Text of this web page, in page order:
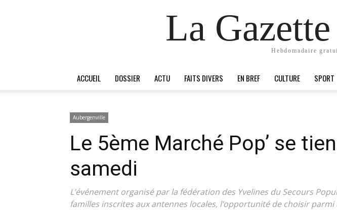
La
Hebdomadaire
ACCUEIL DOSSIER ACTU FAITS DIVERS EN BREF CULTURE SPORT
Aubergenville
Le 5ème Marché Pop’ se
samedi
L’événement organisé par la fédération des Yvelines du Secours
familles inscrites aux antennes locales, l’opportunité de choisir